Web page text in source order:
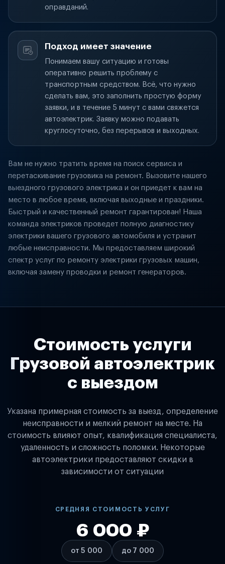
оправданий.
Подход имеет значение
Понимаем вашу ситуацию и готовы
оперативно решить проблему с
транспортным средством. Всё, что нужно
сделать вам, это заполнить простую форму
заявки, и в течение 5 минут с вами свяжется
автоэлектрик. Заявку можно подавать
круглосуточно, без перерывов и выходных.
Вам не нужно тратить время на поиск сервиса и
перетаскивание грузовика на ремонт. Вызовите нашего
выездного грузового электрика и он приедет к вам на
место в любое время, включая выходные и праздники.
Быстрый и качественный ремонт гарантирован! Наша
команда электриков проведет полную диагностику
электрики вашего грузового автомобиля и устранит
любые неисправности. Мы предоставляем широкий
спектр услуг по ремонту электрики грузовых машин,
включая замену проводки и ремонт генераторов.
Стоимость услуги
Грузовой автоэлектрик
с выездом
Указана примерная стоимость за выезд, определение
неисправности и мелкий ремонт на месте. На
стоимость влияют опыт, квалификация специалиста,
удаленность и сложность поломки. Некоторые
автоэлектрики предоставляют скидки в
зависимости от ситуации
СРЕДНЯЯ СТОИМОСТЬ УСЛУГ
от 5 000
6 000 ₽
до 7 000